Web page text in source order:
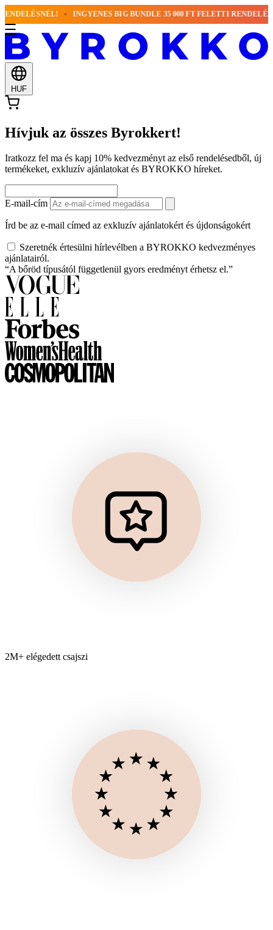
INGYENES BIG BUNDLE 35 000 FT FELETTI
HUF
Hívjuk az összes Byrokkert!
Iratkozz fel ma és kapj 10% kedvezményt az első rendelésedből, új
termékeket, exkluzív ajánlatokat és BYROKKO híreket.
E-mail-cím
Írd be az e-mail címed az exkluzív ajánlatokért és újdonságokért
Szeretnék értesülni hírlevélben a BYROKKO kedvezményes
ajánlatairól.
“A bőröd típusától függetlenül gyors eredményt érhetsz el.”
2M+ elégedett csajszi